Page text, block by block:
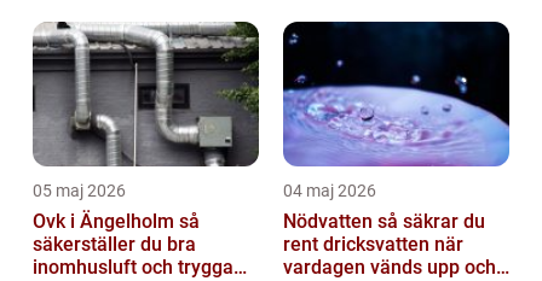
05 maj 2026
Ovk i Ängelholm så
säkerställer du bra
inomhusluft och trygga
04 maj 2026
Nödvatten så säkrar du
rent dricksvatten när
vardagen vänds upp och